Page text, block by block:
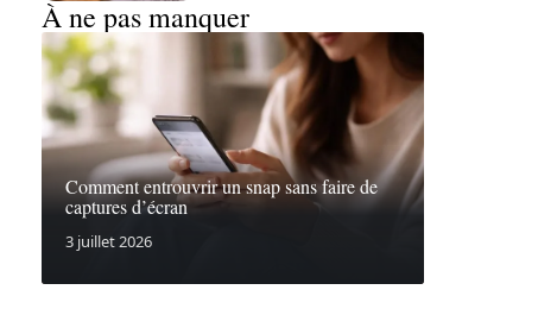
À ne pas manquer
Comment entrouvrir un snap sans faire de
captures d’écran
3 juillet 2026